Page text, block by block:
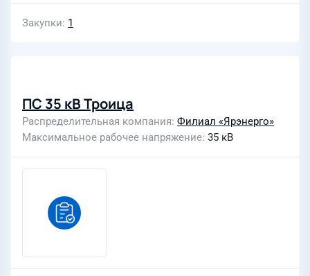
Закупки 1
ПС 35 кВ Троица
Распределительная компания Филиал «Ярэнерго»
Максимальное рабочее напряжение 35 кВ